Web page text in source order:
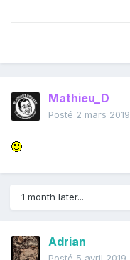
Mathieu_D
Posté 2 mars 2019
1 month later...
Adrian
Posté 5 avril 2019